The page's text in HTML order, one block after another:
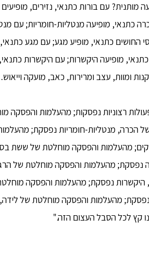
עם בורות כתנאי, נזירים, מופיעים
כתנאי, מופיעה מנטליות-חומריות; עם
החושים כתנאי, מופיע מגע; עם מגע
מופיעה היקשרות; עם היקשרות
ומוות, עצב ומרירות, כאב, מועקה
רצוניות נפסקות; מהעלמות והפסקה
הכרה, מנטליות-חומריות נפסקת;
מהעלמות והפסקה מוחלטת של ששת
מהעלמות והפסקה מוחלטת של
נפסקת; מהעלמות והפסקה
מהעלמות והפסקה מוחלטת של
קץ לכל הסבל העצום הזה."